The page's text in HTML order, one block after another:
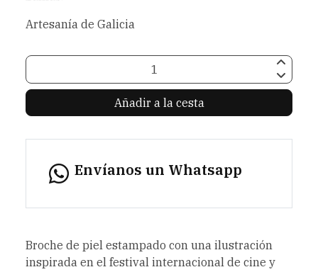
Artesanía de Galicia
Añadir a la cesta
Envíanos un Whatsapp
Broche de piel estampado con una ilustración
inspirada en el festival internacional de cine y